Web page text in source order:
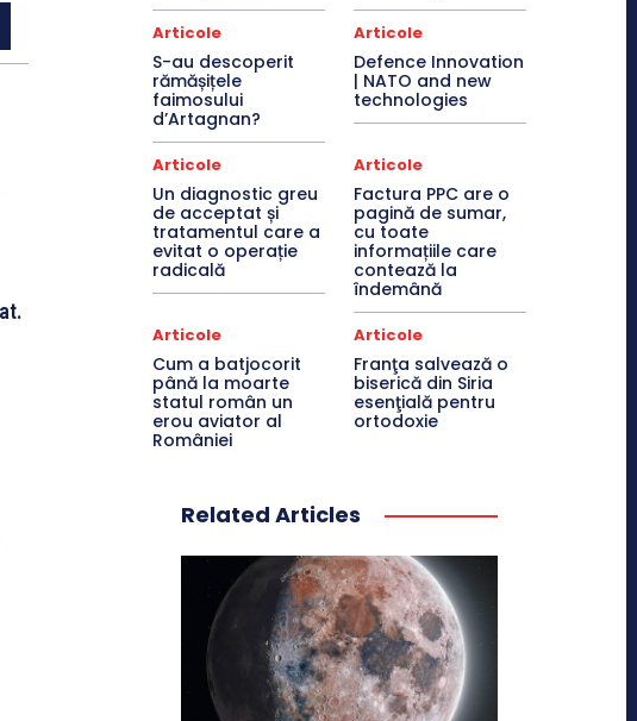
Articole
S-au descoperit
rămășițele
faimosului
d’Artagnan?
Articole
Defence Innovation
| NATO and new
technologies
Articole
Un diagnostic greu
de acceptat și
tratamentul care a
evitat o operație
radicală
Articole
Factura PPC are o
pagină de sumar,
cu toate
informațiile care
contează la
îndemână
Articole
Cum a batjocorit
până la moarte
statul român un
erou aviator al
României
Articole
Franţa salvează o
biserică din Siria
esenţială pentru
ortodoxie
Related Articles